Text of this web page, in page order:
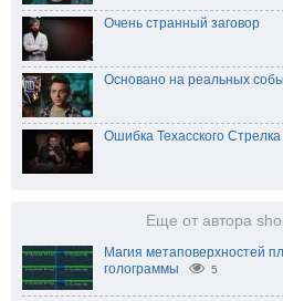
Очень странный заговор
Основано на реальных
Ошибка Техасского
Еще от автора
Магия метаповерхностей
голограммы
5